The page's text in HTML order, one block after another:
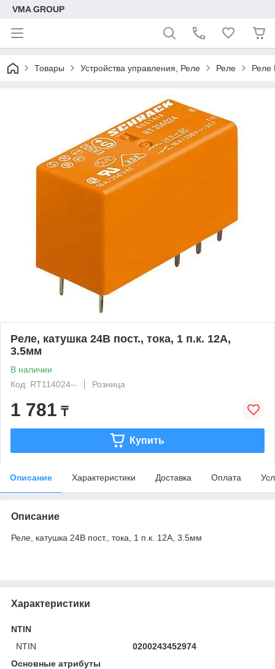
VMA GROUP
Товары Устройства управления, Реле Реле Реле
Реле, катушка 24В пост., тока, 1 п.к. 12А,
3.5мм
В наличии
Код: RT114024--
Розница
1 781 ₸
Купить
Описание Характеристики Доставка Оплата
Описание
Реле, катушка 24В пост., тока, 1 п.к. 12А, 3.5мм
Характеристики
NTIN
NTIN
0200243452974
Основные атрибуты